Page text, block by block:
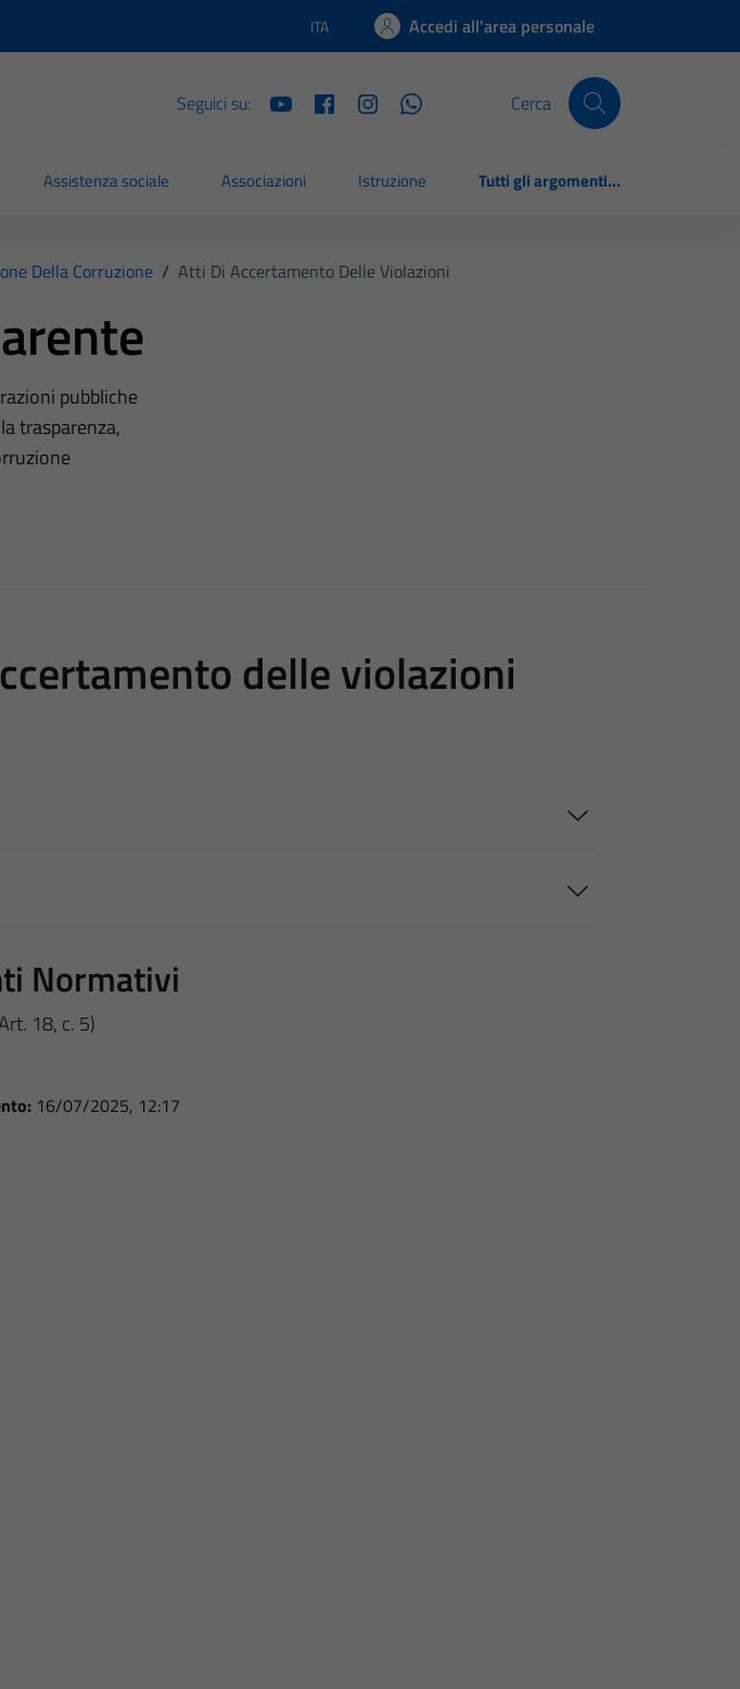
Lingua attiva:
ITA Accedi all'area personale
Seguici su: Cerca
Assistenza sociale Associazioni Istruzione Tutti gli argomenti...
Della Corruzione / Atti Di Accertamento Delle Violazioni
pubbliche
trasparenza,
delle violazioni
Normativi
18, c. 5)
16/07/2025, 12:17